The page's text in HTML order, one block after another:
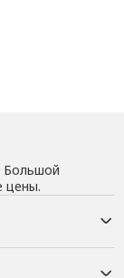
Большой
цены.